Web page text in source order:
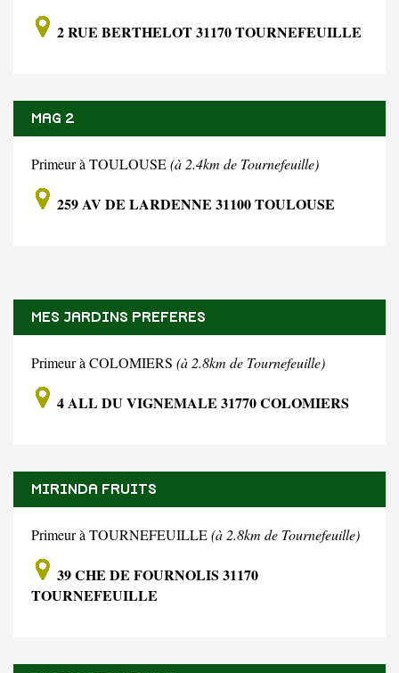
2 RUE BERTHELOT 31170 TOURNEFEUILLE
MAG 2
Primeur à TOULOUSE(à 2.4km de Tournefeuille)
259 AV DE LARDENNE 31100 TOULOUSE
MES JARDINS PREFERES
Primeur à COLOMIERS (à 2.8km de Tournefeuille)
4 ALL DU VIGNEMALE 31770 COLOMIERS
MIRINDA FRUITS
Primeur à TOURNEFEUILLE(à 2.8km de Tournefeuille)
39 CHE DE FOURNOLIS 31170
TOURNEFEUILLE